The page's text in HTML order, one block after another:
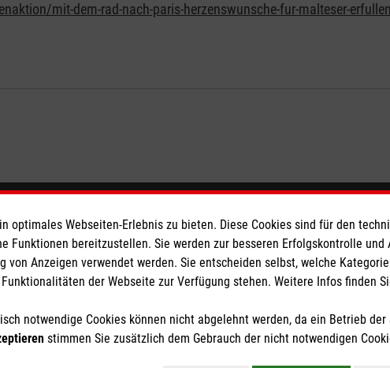
mit-dem-rad-nach-paris-herzenswunsche-fur-malteser-
Die Malteser
Malteser in Deutschland
Malteserorden
Empfänger:
Bank: Pax-
BIC:
optimales Webseiten-Erlebnis zu bieten. Diese Cookies sind für den
Funktionen bereitzustellen. Sie werden zur besseren Erfolgskontrolle
von Anzeigen verwendet werden. Sie entscheiden selbst, welche
der Webseite zur Verfügung stehen. Weitere Infos finden
notwendige Cookies können nicht abgelehnt werden, da ein Betrieb
stimmen Sie zusätzlich dem Gebrauch der nicht notwendigen